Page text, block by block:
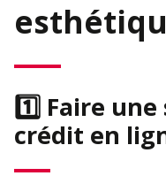
1️⃣ Faire
crédit en